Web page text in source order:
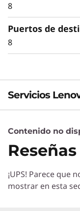
8
Puertos de
8
Servicios
Servicios
Diseñe la
correcta para
empresariales.
Contenido no
Reseñas
¡UPS! Parece que
mostrar en esta